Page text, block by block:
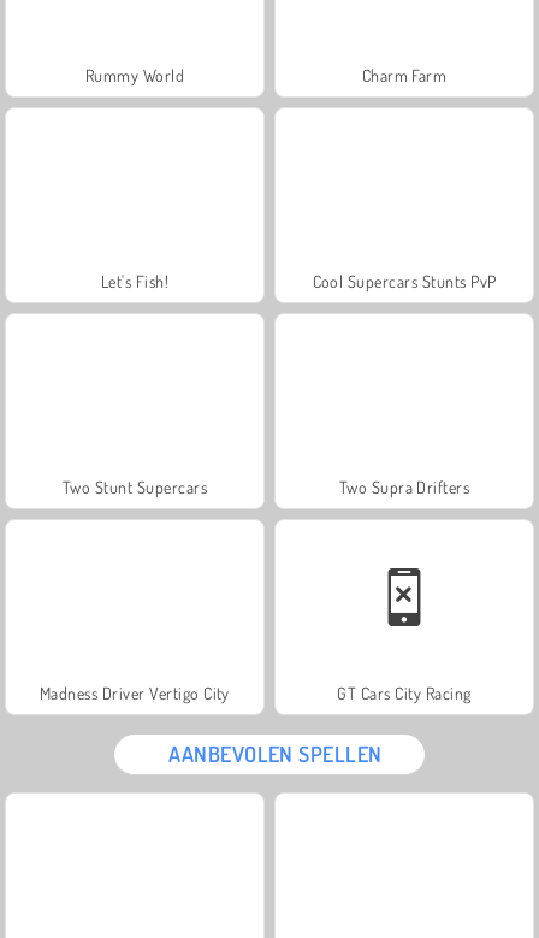
Rummy World Charm Farm
Let's Fish! Cool Supercars Stunts PvP
Two Stunt Supercars Two Supra Drifters
Madness Driver Vertigo City GT Cars City Racing
AANBEVOLEN SPELLEN